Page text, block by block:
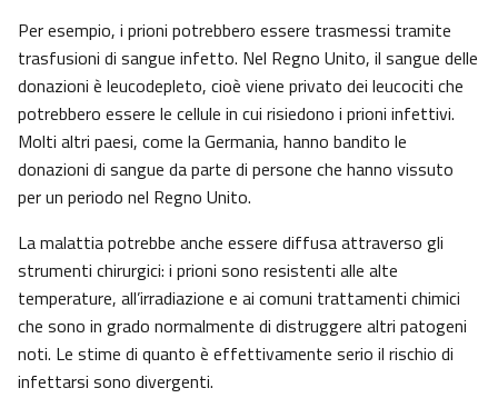
Per esempio, i prioni potrebbero essere trasmessi tramite
trasfusioni di sangue infetto. Nel Regno Unito, il sangue delle
donazioni è leucodepleto, cioè viene privato dei leucociti che
potrebbero essere le cellule in cui risiedono i prioni infettivi.
Molti altri paesi, come la Germania, hanno bandito le
donazioni di sangue da parte di persone che hanno vissuto
per un periodo nel Regno Unito.
La malattia potrebbe anche essere diffusa attraverso gli
strumenti chirurgici: i prioni sono resistenti alle alte
temperature, all’irradiazione e ai comuni trattamenti chimici
che sono in grado normalmente di distruggere altri patogeni
noti. Le stime di quanto è effettivamente serio il rischio di
infettarsi sono divergenti.